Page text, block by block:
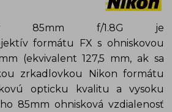
85mm f/1.8G je
formátu FX s ohniskovou
(ekvivalent 127,5 mm, ak sa
zrkadlovkou Nikon formátu
opticku kvalitu a vysoku
85mm ohnisková vzdialenosť